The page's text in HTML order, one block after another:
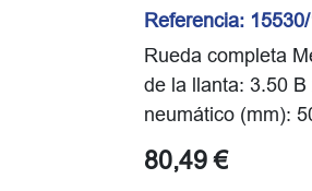
Referencia:
Rueda completa
de la llanta: 3.50
neumático (mm):
80,49€